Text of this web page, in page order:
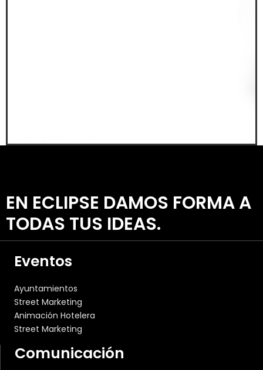
EN ECLIPSE DAMOS FORMA A
TODAS TUS IDEAS.
Eventos
Ayuntamientos
Street Marketing
Animación Hotelera
Street Marketing
Comunicación